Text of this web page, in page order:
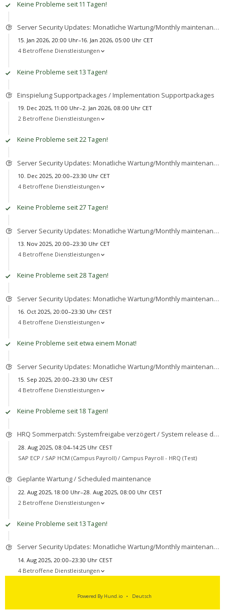
Keine Probleme seit 11 Tagen!
Server Security Updates: Monatliche Wartung/Monthly maintenance
15. Jan 2026, 20:00 Uhr–16. Jan 2026, 05:00 Uhr CET
4 Betroffene Dienstleistungen
Keine Probleme seit 13 Tagen!
Einspielung Supportpackages / Implementation Supportpackages
19. Dec 2025, 11:00 Uhr–2. Jan 2026, 08:00 Uhr CET
2 Betroffene Dienstleistungen
Keine Probleme seit 22 Tagen!
Server Security Updates: Monatliche Wartung/Monthly maintenance
10. Dec 2025, 20:00–23:30 Uhr CET
4 Betroffene Dienstleistungen
Keine Probleme seit 27 Tagen!
Server Security Updates: Monatliche Wartung/Monthly maintenance
13. Nov 2025, 20:00–23:30 Uhr CET
4 Betroffene Dienstleistungen
Keine Probleme seit 28 Tagen!
Server Security Updates: Monatliche Wartung/Monthly maintenance
16. Oct 2025, 20:00–23:30 Uhr CEST
4 Betroffene Dienstleistungen
Keine Probleme seit etwa einem Monat!
Server Security Updates: Monatliche Wartung/Monthly maintenance
15. Sep 2025, 20:00–23:30 Uhr CEST
4 Betroffene Dienstleistungen
Keine Probleme seit 18 Tagen!
HRQ Sommerpatch: Systemfreigabe verzögert / System release delayed
28. Aug 2025, 08:04–14:25 Uhr CEST
SAP ECP / SAP HCM (Campus Payroll) / Campus Payroll - HRQ (Test)
Geplante Wartung / Scheduled maintenance
22. Aug 2025, 18:00 Uhr–28. Aug 2025, 08:00 Uhr CEST
2 Betroffene Dienstleistungen
Keine Probleme seit 13 Tagen!
Server Security Updates: Monatliche Wartung/Monthly maintenance
14. Aug 2025, 20:00–23:30 Uhr CEST
4 Betroffene Dienstleistungen
Powered By Hund.io Deutsch